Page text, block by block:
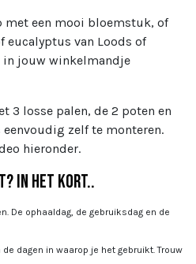
met een mooi bloemstuk, of
eucalyptus van Loods of
in jouw winkelmandje
3 losse palen, de 2 poten en
eenvoudig zelf te monteren.
hieronder.
In het kort..
De ophaaldag, de gebruiksdag en de
dagen in waarop je het gebruikt. Trouw